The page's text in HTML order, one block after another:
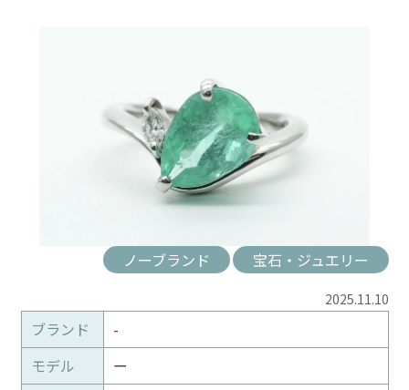
ノーブランド 宝石・ジュエリー
2025.11.10
ブランド
-
モデル
ー